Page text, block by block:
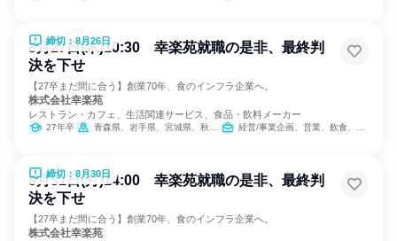
締切：8月26日
8月27日(木)10:30 幸楽苑就職の是非、最終判
決を下せ
【27卒まだ間に合う】創業70年、食のインフラ企業へ。
株式会社幸楽苑
レストラン・カフェ、生活関連サービス、食品・飲料メーカー
27年卒 青森県、岩手県、宮城県、秋田県、山形県、福島県、茨城県、栃木県、群馬県、埼玉県、千葉県、東京都、神奈川県、新潟県、山梨県、長野県、静岡県 経営/事業企画、営業、飲食、小売販売/流通、製造・生産工程、SCM/生産管理/購買/物流、人事、広報/IR、商品企画、マーケティング・広告・宣伝、カスタマーサクセス
締切：8月30日
8月31日(月)14:00 幸楽苑就職の是非、最終判
決を下せ
【27卒まだ間に合う】創業70年、食のインフラ企業へ。
株式会社幸楽苑